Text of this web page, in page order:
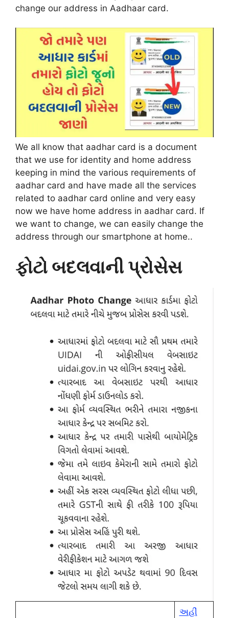
change our address in Aadhaar card.
We all know that aadhar card is a document
that we use for identity and home address
keeping in mind the various requirements of
aadhar card and have made all the services
related to aadhar card online and very easy
now we have home address in aadhar card. If
we want to change, we can easily change the
address through our smartphone at home..
ફોટો બદલવાની પ્રોસેસ
અહીં